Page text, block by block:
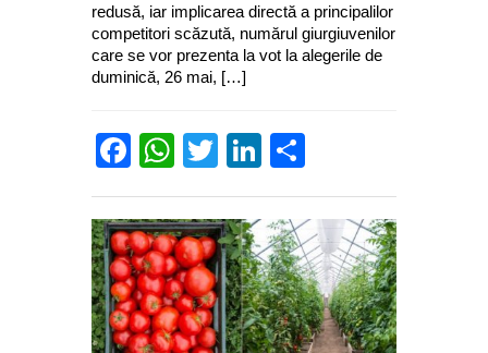
redusă, iar implicarea directă a principalilor
competitori scăzută, numărul giurgiuvenilor
care se vor prezenta la vot la alegerile de
duminică, 26 mai, […]
Facebook
WhatsApp
TwitterLinkedIn